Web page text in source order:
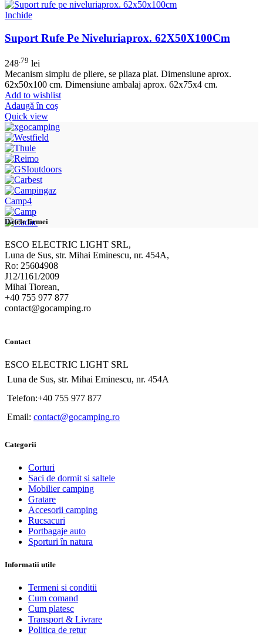
Inchide
Suport Rufe Pe Niveluriaprox. 62X50X100Cm
248 .79 lei
Mecanism simplu de pliere, se pliaza plat. Dimensiune aprox.
62x50x100 cm. Dimensiune ambalaj aprox. 62x75x4 cm.
Add to wishlist
Adaugă în coș
Quick view
Camp4
Datele firmei
ESCO ELECTRIC LIGHT SRL,
Luna de Sus, str. Mihai Eminescu, nr. 454A,
Ro: 25604908
J12/1161/2009
Mihai Tiorean,
+40 755 977 877
contact@gocamping.ro
Contact
ESCO ELECTRIC LIGHT SRL
Luna de Sus, str. Mihai Eminescu, nr. 454A
Telefon:+40 755 977 877
Email: contact@gocamping.ro
Categorii
Corturi
Saci de dormit si saltele
Mobilier camping
Gratare
Accesorii camping
Rucsacuri
Portbagaje auto
Sporturi în natura
Informatii utile
Termeni si conditii
Cum comand
Cum platesc
Transport & Livrare
Politica de retur